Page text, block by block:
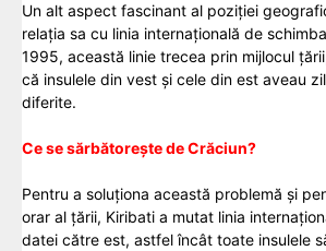
Un alt aspect fascinant al poziției
relația sa cu linia internațională de
1995, această linie trecea prin mijlocul
că insulele din vest și cele din est aveau
diferite.
Ce se sărbătorește de Crăciun?
Pentru a soluționa această problemă și
orar al țării, Kiribati a mutat linia
datei către est, astfel încât toate insulele